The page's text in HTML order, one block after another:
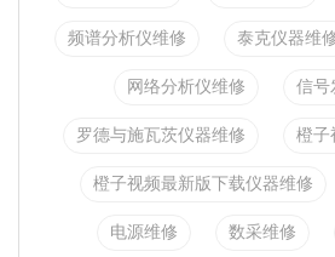
频谱分析仪维修 泰克仪器维
网络分析仪维修 信号
罗德与施瓦茨仪器维修 橙子
橙子视频最新版下载仪器维修
电源维修 数采维修